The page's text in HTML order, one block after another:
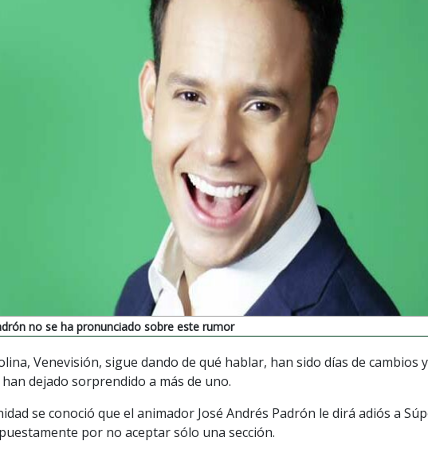
no se ha pronunciado sobre este rumor
Venevisión, sigue dando de qué hablar, han sido días de cambios y
dejado sorprendido a más de uno.
se conoció que el animador José Andrés Padrón le dirá adiós a
por no aceptar sólo una sección.